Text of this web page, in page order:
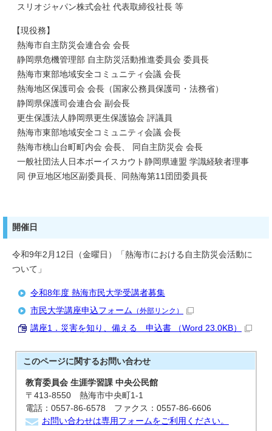
スリオジャパン株式会社 代表取締役社長 等
【現役務】
熱海市自主防災会連合会 会長
静岡県危機管理部 自主防災活動推進委員会 委員長
熱海市東部地域安全コミュニティ会議 会長
熱海地区保護司会 会長（国家公務員保護司・法務省）
静岡県保護司会連合会 副会長
更生保護法人静岡県更生保護協会 評議員
熱海市東部地域安全コミュニティ会議 会長
熱海市桃山台町町内会 会長、 同自主防災会 会長
一般社団法人日本ボーイスカウト静岡県連盟 学識経験者理事
同 伊豆地区地区副委員長、同熱海第11団団委員長
開催日
令和9年2月12日（金曜日）「熱海市における自主防災会活動に
ついて」
令和8年度 熱海市民大学受講者募集
市民大学講座申込フォーム （外部リンク）
講座1．災害を知り、備える 申込書 （Word 23.0KB）
このページに関するお問い合わせ
教育委員会 生涯学習課 中央公民館
〒413-8550 熱海市中央町1-1
電話：0557-86-6578 ファクス：0557-86-6606
お問い合わせは専用フォームをご利用ください。